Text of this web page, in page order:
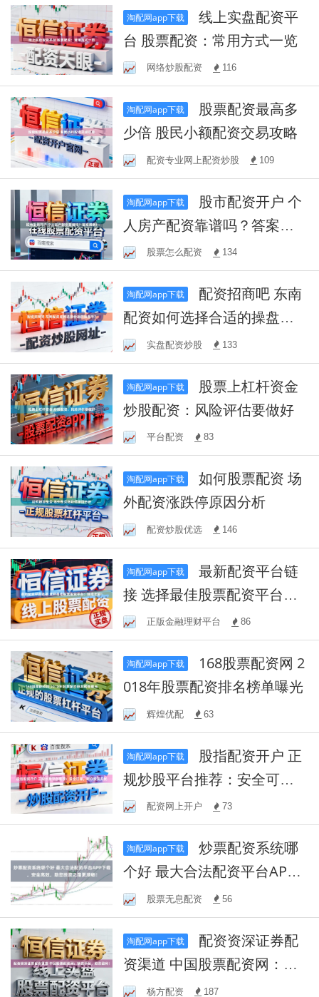
淘配网app下载
线上实盘配资平
台 股票配资：常用方式一览
网络炒股配资 116
淘配网app下载
少倍 股民小额配资交易攻略
配资专业网上配资炒股 109
淘配网app下载
人房产配资靠谱吗？答案揭
晓！股票怎么配资 134
淘配网app下载
配资如何选择合适的操盘
手？实盘配资炒股 133
淘配网app下载
炒股配资：风险评估要做好
平台配资 83
淘配网app下载
如何股票配资 场
外配资涨跌停原因分析
配资炒股优选 146
淘配网app下载
最新配资平台链
接 选择最佳股票配资平台：
精准比较！
正版金融理财平台 86
淘配网app下载
018年股票配资排名榜单曝光
辉煌优配 63
淘配网app下载
规炒股平台推荐：安全可
靠，助你投资无忧
配资网上开户 73
淘配网app下载
炒票配资系统哪
个好 最大合法配资平台APP
下载，安全高效，助您投资
之路更顺畅！
股票无息配资 56
淘配网app下载
资渠道 中国股票配资网：精
选平台，助您盈利！
杨方配资 187